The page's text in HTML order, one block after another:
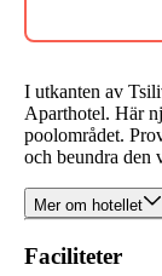
I utkanten av
Aparthotel. Här
poolområdet.
och beundra den
Mer om hotellet
Faciliteter